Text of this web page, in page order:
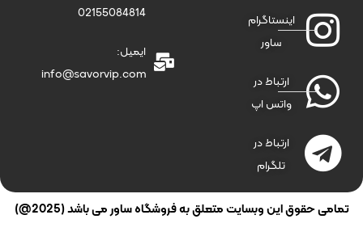
اینستاگرام
ساور
ارتباط در
واتس اپ
ارتباط در
تلگرام
02155084814
ایمیل:
info@savorvip.com
تمامی حقوق این وبسایت متعلق به فروشگاه ساور می باشد (2025@)